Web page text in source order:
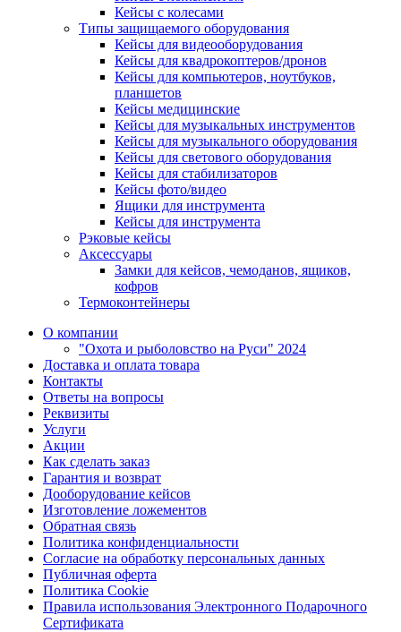
Кейсы с колесами
Типы защищаемого оборудования
Кейсы для видеооборудования
Кейсы для квадрокоптеров/дронов
Кейсы для компьютеров, ноутбуков,
планшетов
Кейсы медицинские
Кейсы для музыкальных инструментов
Кейсы для музыкального оборудования
Кейсы для светового оборудования
Кейсы для стабилизаторов
Кейсы фото/видео
Ящики для инструмента
Кейсы для инструмента
Рэковые кейсы
Аксессуары
Замки для кейсов, чемоданов, ящиков,
кофров
Термоконтейнеры
О компании
"Охота и рыболовство на Руси" 2024
Доставка и оплата товара
Контакты
Ответы на вопросы
Реквизиты
Услуги
Акции
Как сделать заказ
Гарантия и возврат
Дооборудование кейсов
Изготовление ложементов
Обратная связь
Политика конфиденциальности
Согласие на обработку персональных данных
Публичная оферта
Политика Cookie
Правила использования Электронного Подарочного
Сертификата